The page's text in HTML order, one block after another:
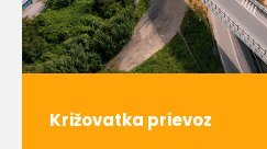
Križovatka prievoz